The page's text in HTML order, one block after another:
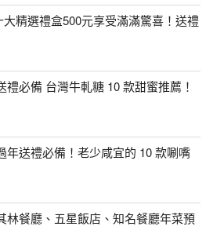
精選禮盒500元享受滿滿驚喜！送禮
禮必備 台灣牛軋糖 10 款甜蜜推薦！
年送禮必備！老少咸宜的 10 款唰嘴
林餐廳、五星飯店、知名餐廳年菜預